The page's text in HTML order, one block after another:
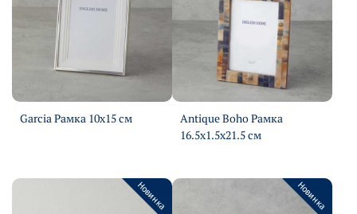
Garcia Рамка 10х15 см
Antique Boho Рамка
16.5х1.5х21.5 см
Новинка Новинка